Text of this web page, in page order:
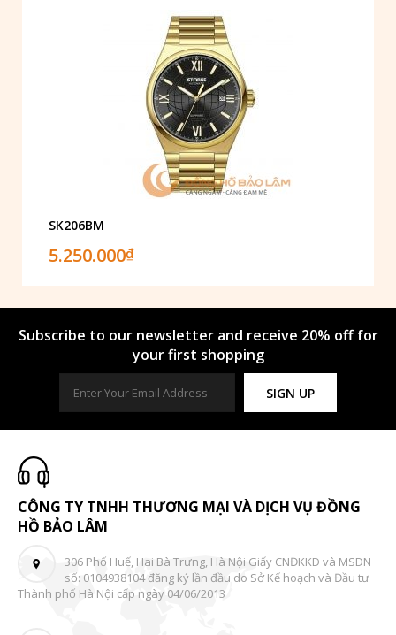
SK206BM
5.250.000₫
Subscribe to our newsletter and receive 20% off for
your first shopping
SIGN UP
CÔNG TY TNHH THƯƠNG MẠI VÀ DỊCH VỤ ĐỒNG
HỒ BẢO LÂM
306 Phố Huế, Hai Bà Trưng, Hà Nội Giấy CNĐKKD và MSDN
số: 0104938104 đăng ký lần đầu do Sở Kế hoạch và Đầu tư
Thành phố Hà Nội cấp ngày 04/06/2013